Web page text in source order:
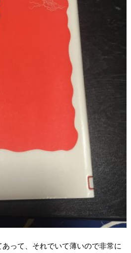
って、それでいて薄いので非常に